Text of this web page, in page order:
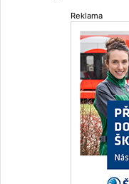
Reklama